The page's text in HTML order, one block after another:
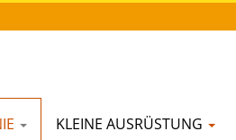
KLEINE AUSRÜSTUNG